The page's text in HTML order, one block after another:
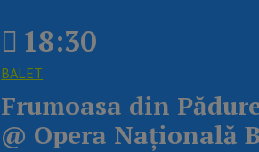
18:30
BALET
Frumoasa din
@ Opera Națională